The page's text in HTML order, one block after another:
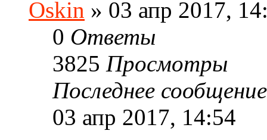
Oskin » 03 апр 2017,
0 Ответы
3825 Просмотры
Последнее
03 апр 2017, 14:54